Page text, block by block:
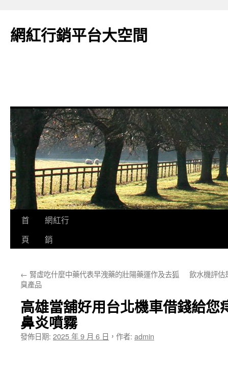
網紅行銷平台大空間
跳
要
容
首
頁
網紅行
銷
← 腎虛吃什麼中藥代表早洩藥的壯陽藥運作及去狐
臭產品
飲水機評估
高雄當舖好用台北機車借錢給您
鼻炎噴霧
發佈日期: 2025 年 9 月 6 日 ， 作者: admin